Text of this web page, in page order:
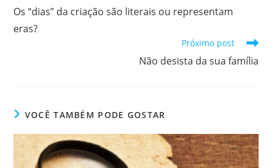
Os “dias” da criação são literais ou representam
eras?
Próximo post
Não desista da sua família
VOCÊ TAMBÉM PODE GOSTAR